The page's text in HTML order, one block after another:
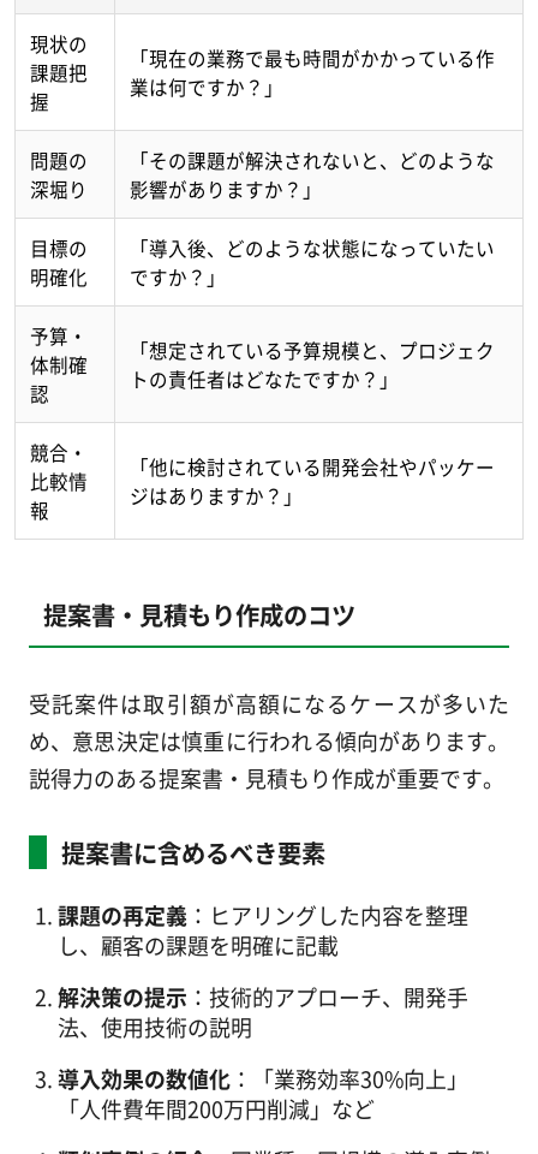
現状の
課題把
握
「現在の業務で最も時間がかかっている作
業は何ですか？」
問題の
深堀り
「その課題が解決されないと、どのような
影響がありますか？」
目標の
明確化
「導入後、どのような状態になっていたい
ですか？」
予算・
体制確
認
「想定されている予算規模と、プロジェク
トの責任者はどなたですか？」
競合・
比較情
報
「他に検討されている開発会社やパッケー
ジはありますか？」
提案書・見積もり作成のコツ
受託案件は取引額が高額になるケースが多いた
め、意思決定は慎重に行われる傾向があります。
説得力のある提案書・見積もり作成が重要です。
提案書に含めるべき要素
課題の再定義：ヒアリングした内容を整理
し、顧客の課題を明確に記載
解決策の提示 ：技術的アプローチ、開発手
法、使用技術の説明
導入効果の数値化：「業務効率30%向上」
「人件費年間200万円削減」など